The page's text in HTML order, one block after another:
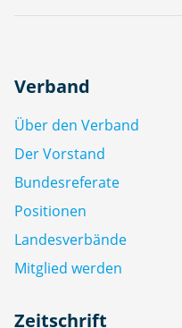
Verband
Über den Verband
Der Vorstand
Bundesreferate
Positionen
Landesverbände
Mitglied werden
Zeitschrift